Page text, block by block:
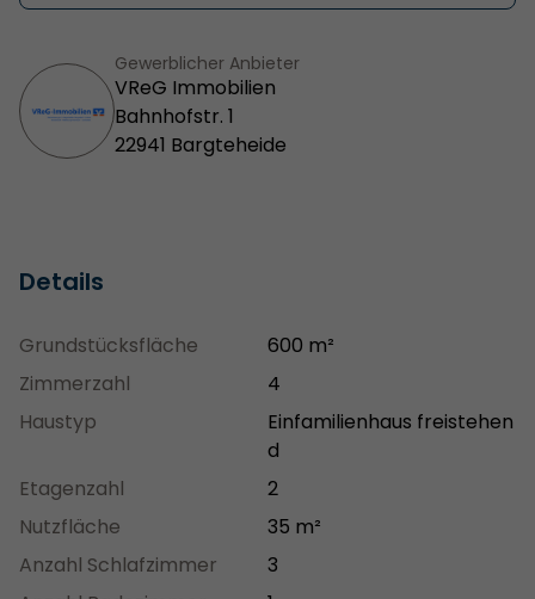
Gewerblicher Anbieter
VReG Immobilien
Bahnhofstr. 1
22941 Bargteheide
Details
Grundstücksfläche
600 m²
Zimmerzahl
4
Haustyp
Einfamilienhaus freistehen
d
Etagenzahl
2
Nutzfläche
35 m²
Anzahl Schlafzimmer
3